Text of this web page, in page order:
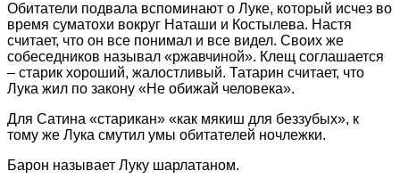
Обитатели подвала вспоминают о Луке, который исчез во
время суматохи вокруг Наташи и Костылева. Настя
считает, что он все понимал и все видел. Своих же
собеседников называл «ржавчиной». Клещ соглашается
– старик хороший, жалостливый. Татарин считает, что
Лука жил по закону «Не обижай человека».
Для Сатина «старикан» «как мякиш для беззубых», к
тому же Лука смутил умы обитателей ночлежки.
Барон называет Луку шарлатаном.